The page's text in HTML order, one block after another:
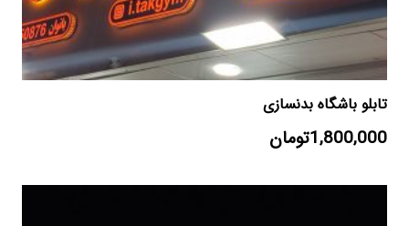
تابلو باشگاه بدنسازی
1,800,000تومان